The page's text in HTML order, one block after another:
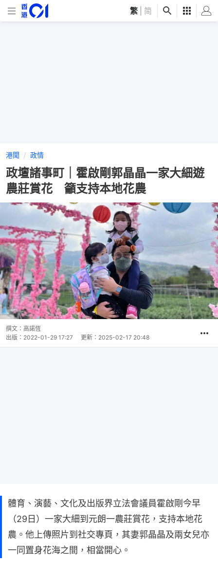
繁 简
港聞 政情
政壇諸事町｜霍啟剛郭晶晶一家大細遊
農莊賞花 籲支持本地花農
撰文： 高諾恆
出版： 2022-01-29 17:27 更新： 2025-02-17 20:48
體育、演藝、文化及出版界立法會議員霍啟剛今早
（29日）一家大細到元朗一農莊賞花，支持本地花
農。他上傳照片到社交專頁，其妻郭晶晶及兩女兒亦
一同置身花海之間，相當開心。